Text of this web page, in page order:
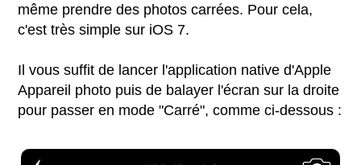
même prendre des photos carrées. Pour cela,
c'est très simple sur iOS 7.
Il vous suffit de lancer l'application native d'Apple
Appareil photo puis de balayer l'écran sur la droite
pour passer en mode "Carré", comme ci-dessous :